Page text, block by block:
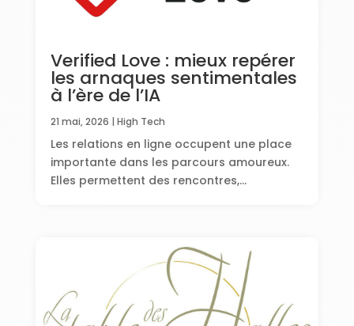
Verified Love : mieux repérer
les arnaques sentimentales
à l’ère de l’IA
21 mai, 2026 | High Tech
Les relations en ligne occupent une place
importante dans les parcours amoureux.
Elles permettent des rencontres,...